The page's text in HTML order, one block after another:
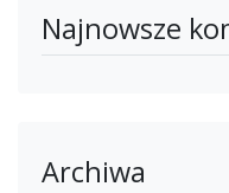
Najnowsze
Archiwa